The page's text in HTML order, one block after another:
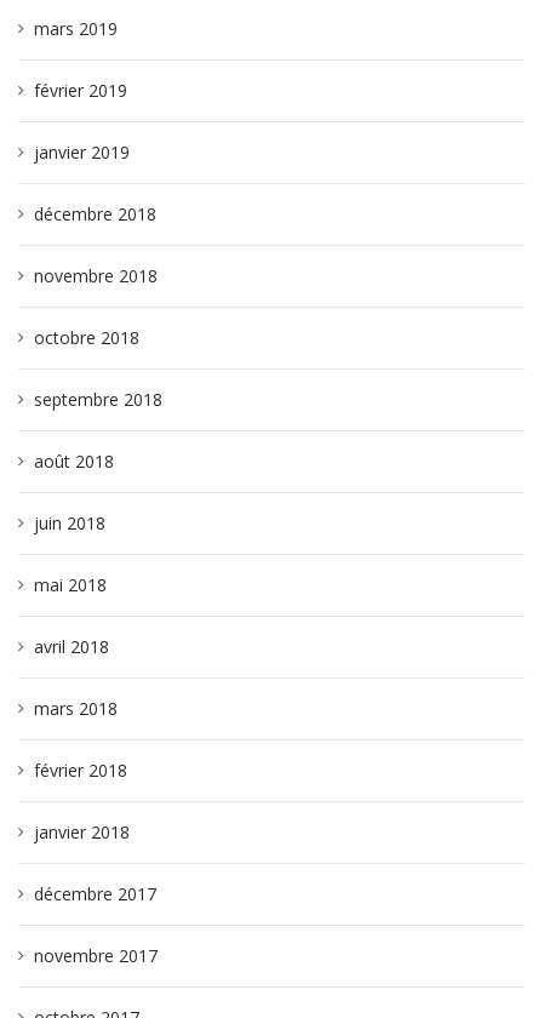
mars 2019
février 2019
janvier 2019
décembre 2018
novembre 2018
octobre 2018
septembre 2018
août 2018
juin 2018
mai 2018
avril 2018
mars 2018
février 2018
janvier 2018
décembre 2017
novembre 2017